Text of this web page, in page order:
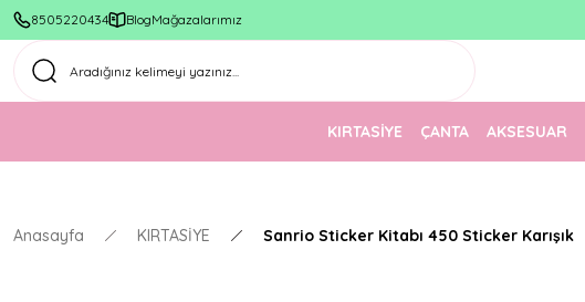
8505220434 BlogMağazalarımız
KIRTASİYE ÇANTA AKSESUAR
Anasayfa KIRTASİYE Sanrio Sticker Kitabı 450 Sticker Karışık